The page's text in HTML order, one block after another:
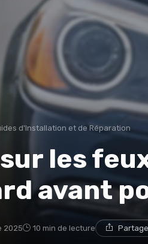
d'Installation et de Réparation
les
avant
2025 10 min de lecture